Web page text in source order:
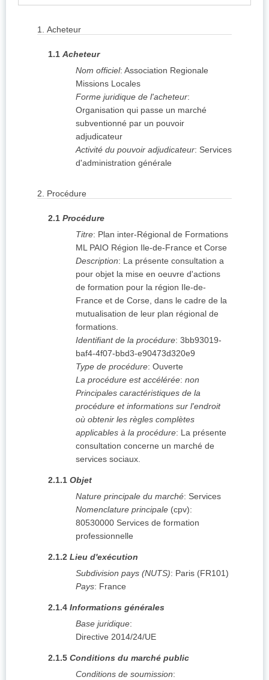
1. Acheteur
1.1 Acheteur
Nom officiel: Association Regionale
Missions Locales
Forme juridique de l'acheteur:
Organisation qui passe un marché
subventionné par un pouvoir
adjudicateur
Activité du pouvoir adjudicateur: Services
d'administration générale
2. Procédure
2.1 Procédure
Titre: Plan inter-Régional de Formations
ML PAIO Région Ile-de-France et Corse
Description: La présente consultation a
pour objet la mise en oeuvre d'actions
de formation pour la région Ile-de-
France et de Corse, dans le cadre de la
mutualisation de leur plan régional de
formations.
Identifiant de la procédure: 3bb93019-
baf4-4f07-bbd3-e90473d320e9
Type de procédure: Ouverte
La procédure est accélérée: non
Principales caractéristiques de la
procédure et informations sur l'endroit
où obtenir les règles complètes
applicables à la procédure: La présente
consultation concerne un marché de
services sociaux.
2.1.1 Objet
Nature principale du marché: Services
Nomenclature principale (cpv):
80530000 Services de formation
professionnelle
2.1.2 Lieu d'exécution
Subdivision pays (NUTS): Paris (FR101)
Pays: France
2.1.4 Informations générales
Base juridique:
Directive 2014/24/UE
2.1.5 Conditions du marché public
Conditions de soumission: